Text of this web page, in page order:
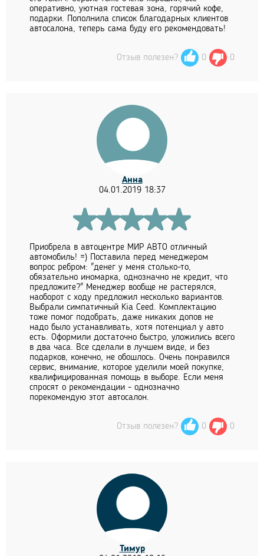
оперативно, уютная гостевая зона, горячий кофе,
подарки. Пополнила список благодарных клиентов
автосалона, теперь сама буду его рекомендовать!
Отзыв полезен? 0 0
Анна
04.01.2019 18:37
Приобрела в автоцентре МИР АВТО отличный
автомобиль! =) Поставила перед менеджером
вопрос ребром: "денег у меня столько-то,
обязательно иномарка, однозначно не кредит, что
предложите?" Менеджер вообще не растерялся,
наоборот с ходу предложил несколько вариантов.
Выбрали симпатичный Kia Ceed. Комплектацию
тоже помог подобрать, даже никаких допов не
надо было устанавливать, хотя потенциал у авто
есть. Оформили достаточно быстро, уложились всего
в два часа. Все сделали в лучшем виде, и без
подарков, конечно, не обошлось. Очень понравился
сервис, внимание, которое уделили моей покупке,
квалифицированная помощь в выборе. Если меня
спросят о рекомендации - однозначно
порекомендую этот автосалон.
Отзыв полезен? 0 0
Тимур